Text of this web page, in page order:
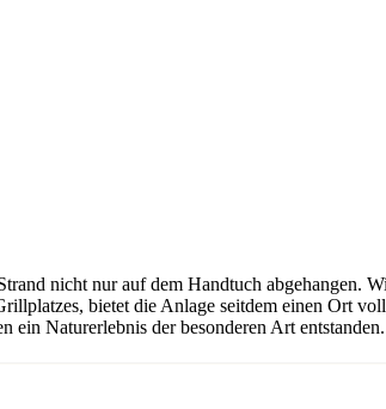
nicht nur auf dem Handtuch
bietet die Anlage seitdem einen Ort
ein Naturerlebnis der besonderen Art entstanden.